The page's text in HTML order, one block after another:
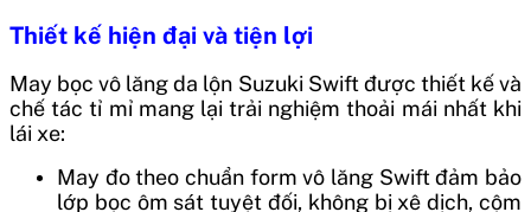
Thiết kế hiện đại và tiện lợi
May bọc vô lăng da lộn Suzuki Swift được thiết kế và
chế tác tỉ mỉ mang lại trải nghiệm thoải mái nhất khi
lái xe:
May đo theo chuẩn form vô lăng Swift đảm bảo
lớp bọc ôm sát tuyệt đối, không bị xê dịch, cộm